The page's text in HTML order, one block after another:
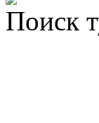
Поиск